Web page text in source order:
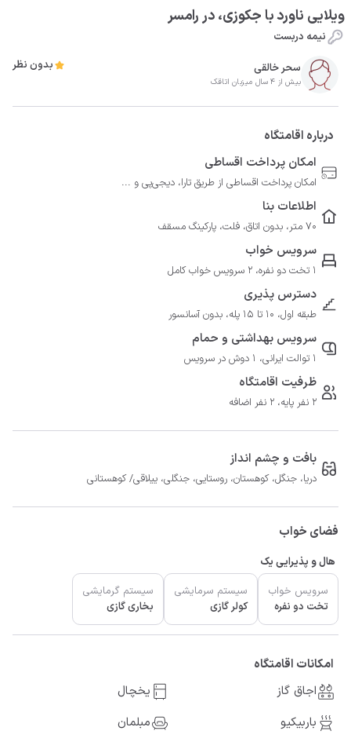
ویلایی ناورد با جکوزی، در رامسر
نیمه دربست
سحر خالقی
بیش از 4 سال میزبان اتاقک
بدون نظر
درباره اقامتگاه
امکان پرداخت اقساطی
امکان پرداخت اقساطی از طریق تارا، دیجی‌پی و ...
اطلاعات بنا
70 متر، بدون اتاق، فلت، پارکینگ مسقف
سرویس خواب
1 تخت دو نفره، 2 سرویس خواب کامل
دسترس پذیری
طبقه اول، 10 تا 15 پله، بدون آسانسور
سرویس بهداشتی و حمام
1 توالت ایرانی، 1 دوش در سرویس
ظرفیت اقامتگاه
2 نفر پایه، 2 نفر اضافه
بافت و چشم انداز
دریا، جنگل، کوهستان، روستایی، جنگلی، ییلاقی/ کوهستانی
فضای خواب
هال و پذیرایی یک
سرویس خواب
تخت دو نفره
سیستم سرمایشی
کولر گازی
سیستم گرمایشی
بخاری گازی
امکانات اقامتگاه
اجاق گاز
یخچال
باربیکیو
مبلمان